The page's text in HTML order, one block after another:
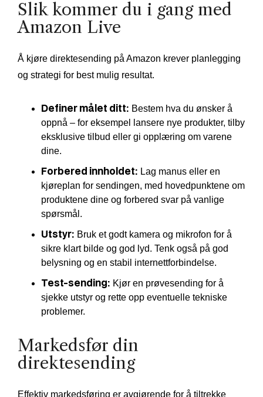
Slik kommer du i gang med
Amazon Live
Å kjøre direktesending på Amazon krever planlegging
og strategi for best mulig resultat.
Definer målet ditt: Bestem hva du ønsker å
oppnå – for eksempel lansere nye produkter, tilby
eksklusive tilbud eller gi opplæring om varene
dine.
Forbered innholdet: Lag manus eller en
kjøreplan for sendingen, med hovedpunktene om
produktene dine og forbered svar på vanlige
spørsmål.
Utstyr: Bruk et godt kamera og mikrofon for å
sikre klart bilde og god lyd. Tenk også på god
belysning og en stabil internettforbindelse.
Test-sending: Kjør en prøvesending for å
sjekke utstyr og rette opp eventuelle tekniske
problemer.
Markedsfør din
direktesending
Effektiv markedsføring er avgjørende for å tiltrekke